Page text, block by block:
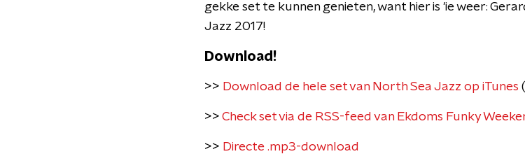
gekke set te kunnen genieten, want hier is 'ie weer:
Jazz 2017!
Download!
>> Download de hele set van North Sea Jazz op iTunes
>> Check set via de RSS-feed van Ekdoms Funky
>> Directe .mp3-download